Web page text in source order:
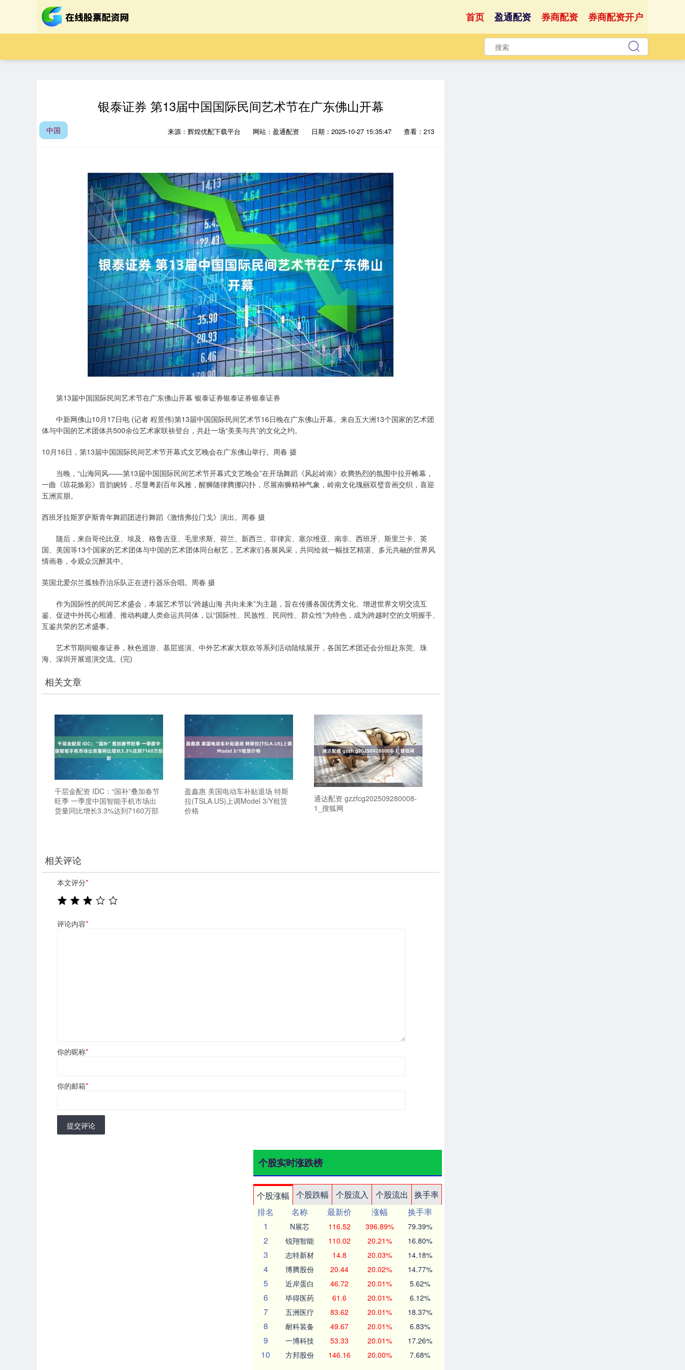
首页 盈通配资 券商配资 券商配资开户
银泰证券 第13届中国国际民间艺术节在广东佛山开幕
中国 来源：辉煌优配下载平台 网站：盈通配资 日期：2025-10-27 15:35:47 查看：213
第13届中国国际民间艺术节在广东佛山开幕 银泰证券银泰证券银泰证券
中新网佛山10月17日电 (记者 程景伟)第13届中国国际民间艺术节16日晚在广东佛山开幕。来自五大洲13个国家的艺术团
体与中国的艺术团体共500余位艺术家联袂登台，共赴一场“美美与共”的文化之约。
10月16日，第13届中国国际民间艺术节开幕式文艺晚会在广东佛山举行。周春 摄
当晚，“山海同风——第13届中国国际民间艺术节开幕式文艺晚会”在开场舞蹈《风起岭南》欢腾热烈的氛围中拉开帷幕，
一曲《琼花焕彩》音韵婉转，尽显粤剧百年风雅，醒狮随律腾挪闪扑，尽展南狮精神气象，岭南文化瑰丽双璧音画交织，喜迎
五洲宾朋。
西班牙拉斯罗萨斯青年舞蹈团进行舞蹈《激情弗拉门戈》演出。周春 摄
随后，来自哥伦比亚、埃及、格鲁吉亚、毛里求斯、荷兰、新西兰、菲律宾、塞尔维亚、南非、西班牙、斯里兰卡、英
国、美国等13个国家的艺术团体与中国的艺术团体同台献艺，艺术家们各展风采，共同绘就一幅技艺精湛、多元共融的世界风
情画卷，令观众沉醉其中。
英国北爱尔兰孤独乔治乐队正在进行器乐合唱。周春 摄
作为国际性的民间艺术盛会，本届艺术节以“跨越山海 共向未来”为主题，旨在传播各国优秀文化、增进世界文明交流互
鉴、促进中外民心相通、推动构建人类命运共同体，以“国际性、民族性、民间性、群众性”为特色，成为跨越时空的文明握手、
互鉴共荣的艺术盛事。
艺术节期间银泰证券，秋色巡游、基层巡演、中外艺术家大联欢等系列活动陆续展开，各国艺术团还会分组赴东莞、珠
海、深圳开展巡演交流。(完)
相关文章
千层金配资 IDC：“国补”叠加春节
旺季 一季度中国智能手机市场出
货量同比增长3.3%达到7160万部
盈鑫惠 美国电动车补贴退场 特斯
拉(TSLA.US)上调Model 3/Y租赁
价格
通达配资 gzzfcg202509280008-
1_搜狐网
相关评论
本文评分*
评论内容*
你的昵称*
你的邮箱*
提交评论
个股实时涨跌榜
个股涨幅 个股跌幅 个股流入 个股流出
换手率
排名
名称 最新价 涨幅
换手率
1
N展芯 116.52 396.89% 79.39%
2 锐翔智能 110.02 20.21% 16.80%
3 志特新材 14.8 20.03% 14.18%
4 博腾股份 20.44 20.02% 14.77%
5 近岸蛋白 46.72 20.01% 5.62%
6 毕得医药 61.6 20.01% 6.12%
7 五洲医疗 83.62 20.01% 18.37%
8 耐科装备 49.67 20.01% 6.83%
9 一博科技 53.33 20.01% 17.26%
10 方邦股份 146.16 20.00% 7.68%